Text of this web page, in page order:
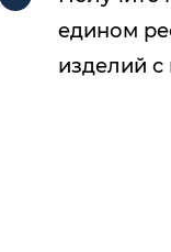
едином
изделий с